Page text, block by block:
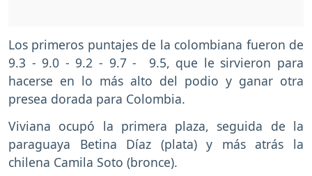
Los primeros puntajes de la colombiana fueron de
9.3 - 9.0 - 9.2 - 9.7 - 9.5, que le sirvieron para
hacerse en lo más alto del podio y ganar otra
presea dorada para Colombia.
Viviana ocupó la primera plaza, seguida de la
paraguaya Betina Díaz (plata) y más atrás la
chilena Camila Soto (bronce).